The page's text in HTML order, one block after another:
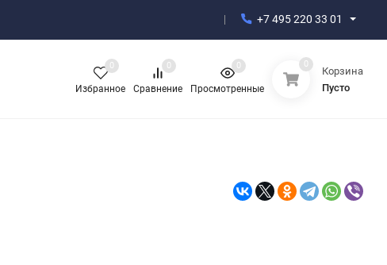
+7 495 220 33 01
Избранное
0
Сравнение
0
Просмотренные
0 0
Корзина
Пусто